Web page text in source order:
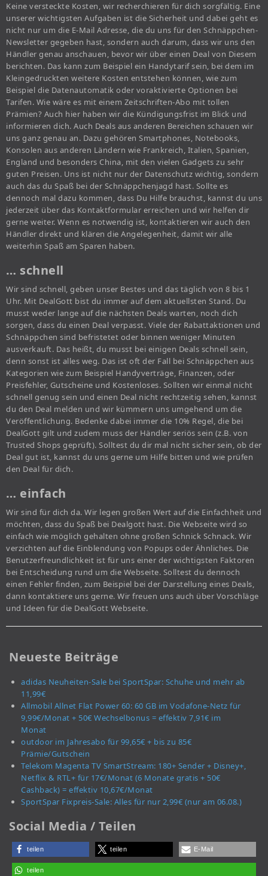
Keine versteckte Kosten, wir recherchieren für dich sorgfältig. Eine
unserer wichtigsten Aufgaben ist die Sicherheit und dabei geht es
nicht nur um die E-Mail Adresse, die du uns für den Schnäppchen-
Newsletter gegeben hast, sondern auch darum, dass wir uns den
Händler genau anschauen, bevor wir über einen Deal von Diesem
berichten. Das kann zum Beispiel ein Handytarif sein, bei dem im
Kleingedruckten weitere Kosten entstehen können, wie zum
Beispiel die Datenautomatik oder voraktivierte Optionen bei
Tarifen. Wie wäre es mit einem Zeitschriften-Abo mit tollen
Prämien? Auch hier haben wir die Kündigungsfrist im Blick und
informieren dich. Auch Deals aus anderen Bereichen schauen wir
uns ganz genau an. Dazu gehören Smartphones, Notebooks,
Konsolen aus anderen Ländern wie Frankreich, Italien, Spanien,
England und besonders China, mit den vielen Gadgets zu sehr
guten Preisen. Uns ist nicht nur der Datenschutz wichtig, sondern
auch das du Spaß bei der Schnäppchenjagd hast. Sollte es
dennoch mal dazu kommen, dass Du Hilfe brauchst, kannst du uns
jederzeit über das Kontaktformular erreichen und wir helfen dir
gerne weiter. Wenn es notwendig ist, kontaktieren wir auch den
Händler direkt und klären die Angelegenheit, damit wir alle
weiterhin Spaß am Sparen haben.
… schnell
Wir sind schnell, geben unser Bestes und das täglich von 8 bis 1
Uhr. Mit DealGott bist du immer auf dem aktuellsten Stand. Du
musst weder lange auf die nächsten Deals warten, noch dich
sorgen, dass du einen Deal verpasst. Viele der Rabattaktionen und
Schnäppchen sind befristetet oder binnen weniger Minuten
ausverkauft. Das heißt, du musst bei einigen Deals schnell sein,
denn sonst ist alles weg. Das ist oft der Fall bei Schnäppchen aus
Kategorien wie zum Beispiel Handyverträge, Finanzen, oder
Preisfehler, Gutscheine und Kostenloses. Sollten wir einmal nicht
schnell genug sein und einen Deal nicht rechtzeitig sehen, kannst
du den Deal melden und wir kümmern uns umgehend um die
Veröffentlichung. Bedenke dabei immer die 10% Regel, die bei
DealGott gilt und zudem muss der Händler seriös sein (z.B. von
Trusted Shops geprüft). Solltest du dir mal nicht sicher sein, ob der
Deal gut ist, kannst du uns gerne um Hilfe bitten und wie prüfen
den Deal für dich.
… einfach
Wir sind für dich da. Wir legen großen Wert auf die Einfachheit und
möchten, dass du Spaß bei Dealgott hast. Die Webseite wird so
einfach wie möglich gehalten ohne großen Schnick Schnack. Wir
verzichten auf die Einblendung von Popups oder Ähnliches. Die
Benutzerfreundlichkeit ist für uns einer der wichtigsten Faktoren
bei Entscheidung rund um die Webseite. Solltest du dennoch
einen Fehler finden, zum Beispiel bei der Darstellung eines Deals,
dann kontaktiere uns gerne. Wir freuen uns auch über Vorschläge
und Ideen für die DealGott Webseite.
Neueste Beiträge
adidas Neuheiten-Sale bei SportSpar: Schuhe und mehr ab
11,99€
Allmobil Allnet Flat Power 60: 60 GB im Vodafone-Netz für
9,99€/Monat + 50€ Wechselbonus = effektiv 7,91€ im
Monat
outdoor im Jahresabo für 99,65€ + bis zu 85€
Prämie/Gutschein
Telekom Magenta TV SmartStream: 180+ Sender + Disney+,
Netflix & RTL+ für 17€/Monat (6 Monate gratis + 50€
Cashback) = effektiv 10,67€/Monat
SportSpar Fixpreis-Sale: Alles für nur 2,99€ (nur am 06.08.)
Social Media / Teilen
teilen teilen E-Mail
teilen